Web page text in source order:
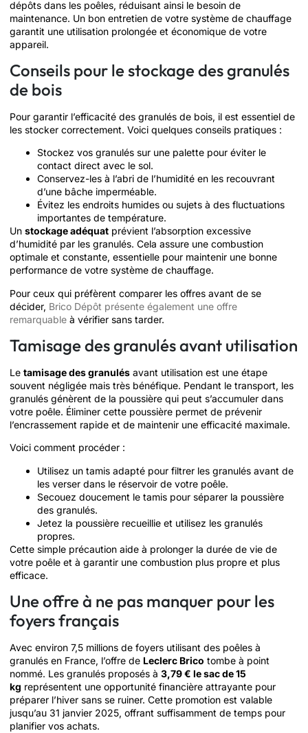
dépôts dans les poêles, réduisant ainsi le besoin de
maintenance. Un bon entretien de votre système de chauffage
garantit une utilisation prolongée et économique de votre
appareil.
Conseils pour le stockage des granulés
de bois
Pour garantir l’efficacité des granulés de bois, il est essentiel de
les stocker correctement. Voici quelques conseils pratiques :
Stockez vos granulés sur une palette pour éviter le
contact direct avec le sol.
Conservez-les à l’abri de l’humidité en les recouvrant
d’une bâche imperméable.
Évitez les endroits humides ou sujets à des fluctuations
importantes de température.
Un stockage adéquat prévient l’absorption excessive
d’humidité par les granulés. Cela assure une combustion
optimale et constante, essentielle pour maintenir une bonne
performance de votre système de chauffage.
Pour ceux qui préfèrent comparer les offres avant de se
décider, Brico Dépôt présente également une offre
remarquable à vérifier sans tarder.
Tamisage des granulés avant utilisation
Le tamisage des granulés avant utilisation est une étape
souvent négligée mais très bénéfique. Pendant le transport, les
granulés génèrent de la poussière qui peut s’accumuler dans
votre poêle. Éliminer cette poussière permet de prévenir
l’encrassement rapide et de maintenir une efficacité maximale.
Voici comment procéder :
Utilisez un tamis adapté pour filtrer les granulés avant de
les verser dans le réservoir de votre poêle.
Secouez doucement le tamis pour séparer la poussière
des granulés.
Jetez la poussière recueillie et utilisez les granulés
propres.
Cette simple précaution aide à prolonger la durée de vie de
votre poêle et à garantir une combustion plus propre et plus
efficace.
Une offre à ne pas manquer pour les
foyers français
Avec environ 7,5 millions de foyers utilisant des poêles à
granulés en France, l’offre de Leclerc Brico tombe à point
nommé. Les granulés proposés à 3,79 € le sac de 15
kg représentent une opportunité financière attrayante pour
préparer l’hiver sans se ruiner. Cette promotion est valable
jusqu’au 31 janvier 2025, offrant suffisamment de temps pour
planifier vos achats.